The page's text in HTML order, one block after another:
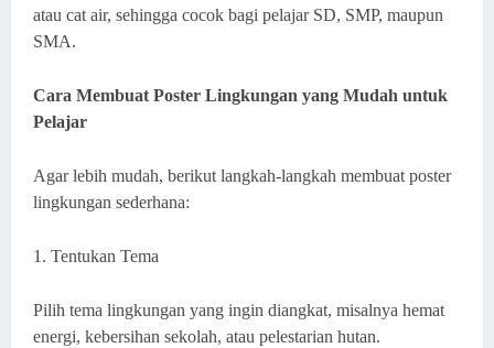
atau cat air, sehingga cocok bagi pelajar SD, SMP, maupun
SMA.
Cara Membuat Poster Lingkungan yang Mudah untuk
Pelajar
Agar lebih mudah, berikut langkah-langkah membuat poster
lingkungan sederhana:
1. Tentukan Tema
Pilih tema lingkungan yang ingin diangkat, misalnya hemat
energi, kebersihan sekolah, atau pelestarian hutan.